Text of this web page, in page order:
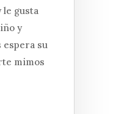
le gusta
y
su
mimos